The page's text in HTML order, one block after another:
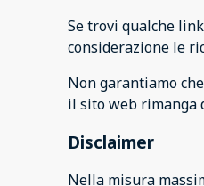
Se trovi qualche
considerazione le
Non garantiamo
il sito web rimanga
Disclaimer
Nella misura